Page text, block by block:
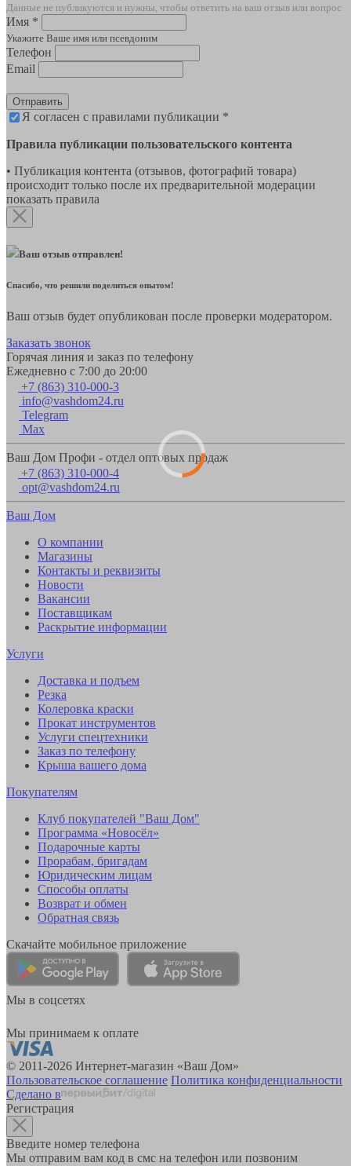
Данные не публикуются и нужны, чтобы ответить на ваш отзыв или вопрос
Имя *
Укажите Ваше имя или псевдоним
Телефон
Email
Отправить
Я согласен с правилами публикации *
Правила публикации пользовательского контента
• Публикация контента (отзывов, фотографий товара)
происходит только после их предварительной модерации
показать правила
Ваш отзыв отправлен!
Спасибо, что решили поделиться опытом!
Ваш отзыв будет опубликован после проверки модератором.
Заказать звонок
Горячая линия и заказ по телефону
Ежедневно с 7:00 до 20:00
+7 (863) 310-000-3
info@vashdom24.ru
Telegram
Max
Ваш Дом Профи - отдел оптовых продаж
+7 (863) 310-000-4
opt@vashdom24.ru
Ваш Дом
О компании
Магазины
Контакты и реквизиты
Новости
Вакансии
Поставщикам
Раскрытие информации
Услуги
Доставка и подъем
Резка
Колеровка краски
Прокат инструментов
Услуги спецтехники
Заказ по телефону
Крыша вашего дома
Покупателям
Клуб покупателей "Ваш Дом"
Программа «Новосёл»
Подарочные карты
Прорабам, бригадам
Юридическим лицам
Способы оплаты
Возврат и обмен
Обратная связь
Скачайте мобильное приложение
Мы в соцсетях
Мы принимаем к оплате
© 2011-2026 Интернет-магазин «Ваш Дом»
Пользовательское соглашение Политика конфиденциальности
Сделано в
Регистрация
Введите номер телефона
Мы отправим вам код в смс на телефон или позвоним